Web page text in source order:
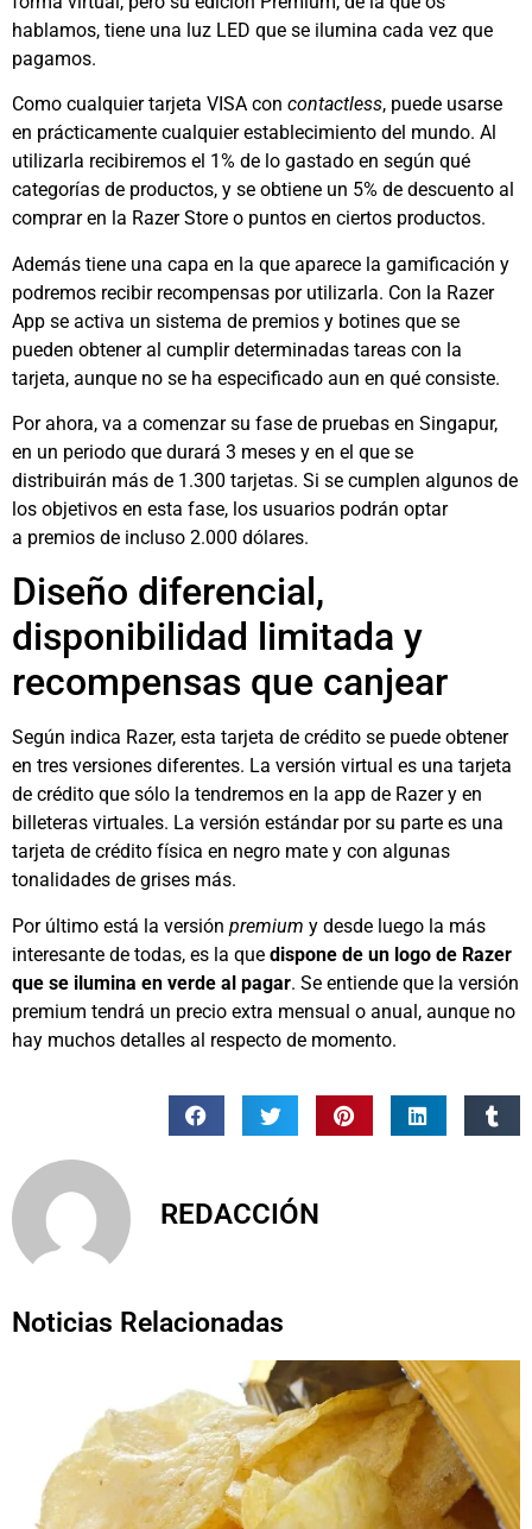
hablamos, tiene una luz LED que se ilumina cada vez que
pagamos.
Como cualquier tarjeta VISA con contactless, puede usarse
en prácticamente cualquier establecimiento del mundo. Al
utilizarla recibiremos el 1% de lo gastado en según qué
categorías de productos, y se obtiene un 5% de descuento al
comprar en la Razer Store o puntos en ciertos productos.
Además tiene una capa en la que aparece la gamificación y
podremos recibir recompensas por utilizarla. Con la Razer
App se activa un sistema de premios y botines que se
pueden obtener al cumplir determinadas tareas con la
tarjeta, aunque no se ha especificado aun en qué consiste.
Por ahora, va a comenzar su fase de pruebas en Singapur,
en un periodo que durará 3 meses y en el que se
distribuirán más de 1.300 tarjetas. Si se cumplen algunos de
los objetivos en esta fase, los usuarios podrán optar
a premios de incluso 2.000 dólares.
Diseño diferencial,
disponibilidad limitada y
recompensas que canjear
Según indica Razer, esta tarjeta de crédito se puede obtener
en tres versiones diferentes. La versión virtual es una tarjeta
de crédito que sólo la tendremos en la app de Razer y en
billeteras virtuales. La versión estándar por su parte es una
tarjeta de crédito física en negro mate y con algunas
tonalidades de grises más.
Por último está la versión premium y desde luego la más
interesante de todas, es la que dispone de un logo de Razer
que se ilumina en verde al pagar. Se entiende que la versión
premium tendrá un precio extra mensual o anual, aunque no
hay muchos detalles al respecto de momento.
REDACCIÓN
Noticias Relacionadas